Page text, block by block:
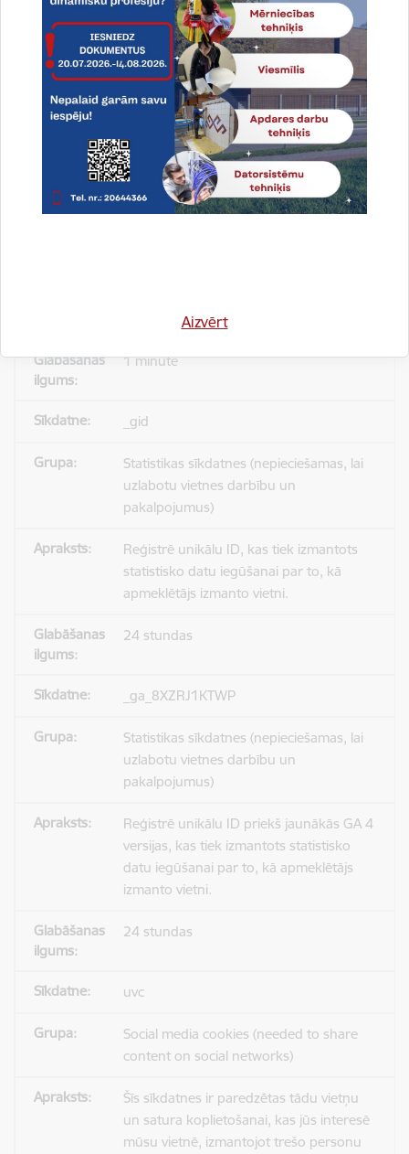
Aizvērt
Reģistrē unikālu ID, kas tiek izmantots
statistisko datu iegūšanai par to, kā
apmeklētājs izmanto vietni.
2 gadi
_gat
Statistikas sīkdatnes (nepieciešamas, lai
pieprasījuma līmeni.
1 minūte
_gid
Statistikas sīkdatnes (nepieciešamas, lai
uzlabotu vietnes darbību un
pakalpojumus)
Reģistrē unikālu ID, kas tiek izmantots
statistisko datu iegūšanai par to, kā
apmeklētājs izmanto vietni.
24 stundas
_ga_8XZRJ1KTWP
Statistikas sīkdatnes (nepieciešamas, lai
uzlabotu vietnes darbību un
pakalpojumus)
Reģistrē unikālu ID priekš jaunākās GA 4
versijas, kas tiek izmantots statistisko
datu iegūšanai par to, kā apmeklētājs
izmanto vietni.
24 stundas
uvc
Social media cookies (needed to share
content on social networks)
Šīs sīkdatnes ir paredzētas tādu vietņu
un satura koplietošanai, kas jūs interesē
mūsu vietnē, izmantojot trešo personu